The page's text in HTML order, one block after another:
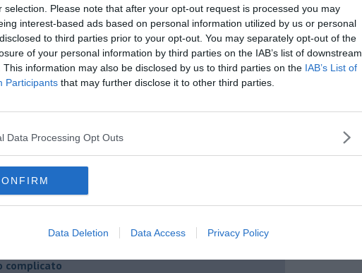
selection. Please note that after your opt-out request is processed you may
interest-based ads based on personal information utilized by us or personal
to third parties prior to your opt-out. You may separately opt-out of the
of your personal information by third parties on the IAB’s list of downstream
This information may also be disclosed by us to third parties on the IAB’s List of
Participants that may further disclose it to other third parties.
Data Processing Opt Outs
Data Deletion Data Access Privacy Policy
l'Italia
spesa
e la Brexit
futuro di Erdoğan
israeliana
complicato